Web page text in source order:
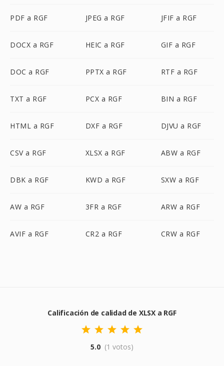
PDF a RGF JPEG a RGF JFIF a RGF
DOCX a RGF HEIC a RGF GIF a RGF
DOC a RGF PPTX a RGF RTF a RGF
TXT a RGF PCX a RGF BIN a RGF
HTML a RGF DXF a RGF DJVU a RGF
CSV a RGF XLSX a RGF ABW a RGF
DBK a RGF KWD a RGF SXW a RGF
AW a RGF 3FR a RGF ARW a RGF
AVIF a RGF CR2 a RGF CRW a RGF
Calificación de calidad de XLSX a RGF
5.0 (1 votos)